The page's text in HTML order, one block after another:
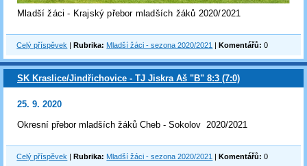
Mladší žáci - Krajský přebor mladších žáků 2020/2021
Celý příspěvek |Rubrika: Mladší žáci - sezona 2020/2021 |Komentářů: 0
SK Kraslice/Jindřichovice - TJ Jiskra Aš "B" 8:3 (7:0)
25. 9. 2020
Okresní přebor mladších žáků Cheb - Sokolov 2020/2021
Celý příspěvek |Rubrika: Mladší žáci - sezona 2020/2021 |Komentářů: 0